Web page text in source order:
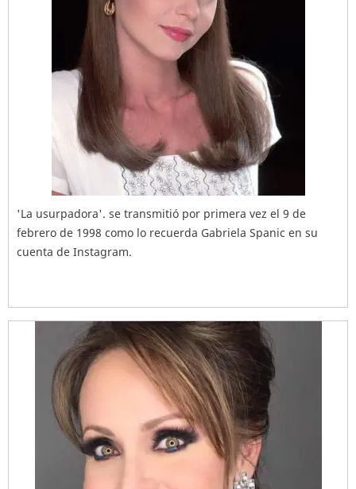
'La usurpadora'. se transmitió por primera vez el 9 de
febrero de 1998 como lo recuerda Gabriela Spanic en su
cuenta de Instagram.